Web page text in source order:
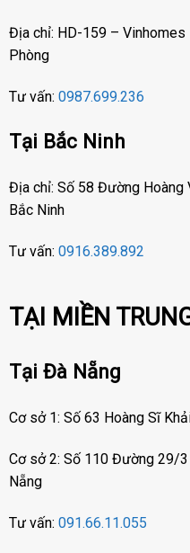
Địa chỉ: HD-159 – Vinhomes
Phòng
Tư vấn: 0987.699.236
Tại Bắc Ninh
Địa chỉ: Số 58 Đường Hoàng
Bắc Ninh
Tư vấn: 0916.389.892
TẠI MIỀN
Tại Đà Nẵng
Cơ sở 1: Số 63 Hoàng Sĩ
Cơ sở 2: Số 110 Đường 29/3
Nẵng
Tư vấn: 091.66.11.055